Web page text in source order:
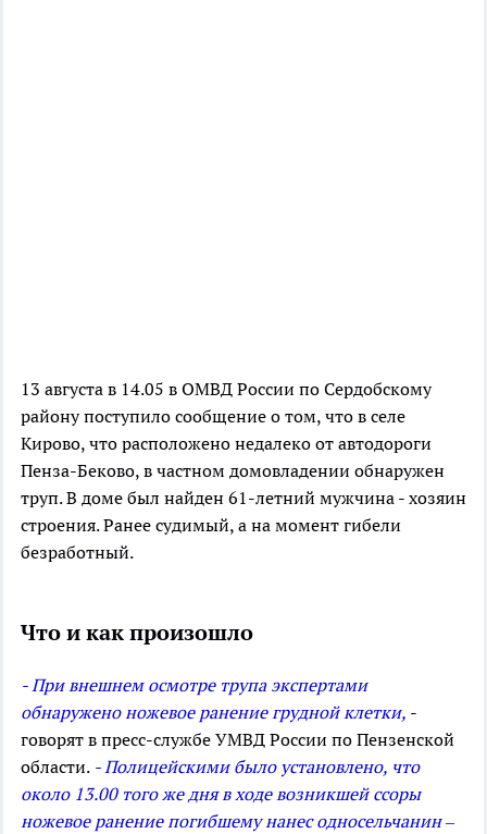
13 августа в 14.05 в ОМВД России по Сердобскому
району поступило сообщение о том, что в селе
Кирово, что расположено недалеко от автодороги
Пенза-Беково, в частном домовладении обнаружен
труп. В доме был найден 61-летний мужчина - хозяин
строения. Ранее судимый, а на момент гибели
безработный.
Что и как произошло
- При внешнем осмотре трупа экспертами
обнаружено ножевое ранение грудной клетки, -
говорят в пресс-службе УМВД России по Пензенской
области. - Полицейскими было установлено, что
около 13.00 того же дня в ходе возникшей ссоры
ножевое ранение погибшему нанес односельчанин –